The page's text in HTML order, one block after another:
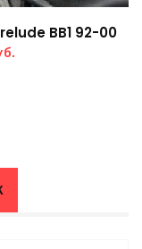
BB1 92-00
Текущая